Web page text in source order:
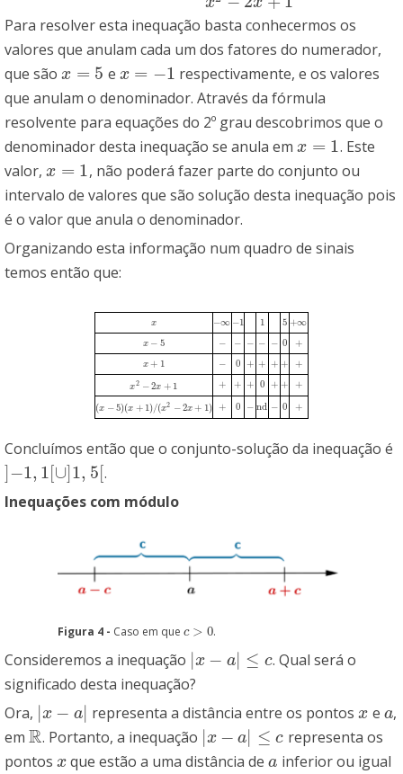
Para resolver esta inequação basta conhecermos os
valores que anulam cada um dos fatores do numerador,
que são x = 5
x= 5 e x = −1
x= −1
respectivamente, e os valores
que anulam o denominador. Através da fórmula
resolvente para equações do 2º grau descobrimos que o
denominador desta inequação se anula em x = 1
x= 1
. Este
valor, x = 1
x= 1
, não poderá fazer parte do conjunto ou
intervalo de valores que são solução desta inequação pois
é o valor que anula o denominador.
Organizando esta informação num quadro de sinais
temos então que:
x
x −∞
−∞ −1
−1 11 5
5 +∞
+∞
x − 5
x−5 −
− −
− −
− −
− −
− 0
0 +
+
x + 1
x+1 −
− 0
0 +
+ +
+ +
+ +
+ +
+
x2 −2x + 1
x2−2x+1 +
+ +
+ +
+ 0
0 +
+ +
+ +
+
(x −5)(x + 1)/(x2 −2x + 1)
(x− 5)(x+1)/( x2 −2x+1) +
+ 0
0 −
− nd
nd −
− 0
0 +
+
Concluímos então que o conjunto-solução da inequação é
] −1, 1[∪] 1, 5[
−1,1 [∪ ]1 5[
.
Inequações com módulo
Figura 4 - Caso em que c > 0
c>0 .
Consideremos a inequação |x − a| ≤ c
|x −a |≤
. Qual será o
significado desta inequação?
Ora, |x − a|
|x −a | representa a distância entre os pontosx
x e a
a,
em R
R . Portanto, a inequação |x − a| ≤ c
|x−a|≤
representa os
pontos x
x que estão a uma distância dea
a inferior ou igual